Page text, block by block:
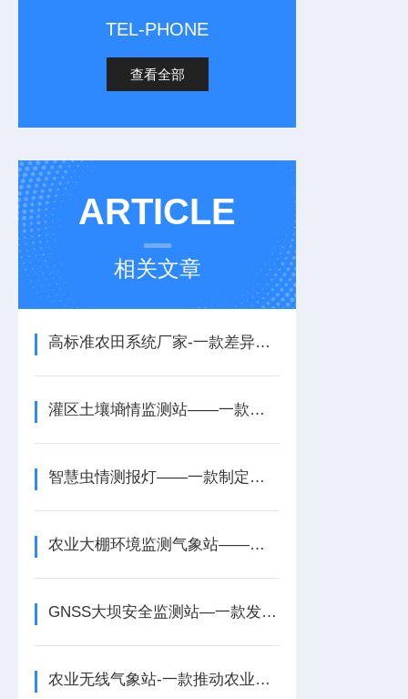
TEL-PHONE
查看全部
ARTICLE
相关文章
高标准农田系统厂家-一款差异化管理的高标准农田监测站2025+派+送
灌区土壤墒情监测站——一款识别湿涝高发的国产土壤墒情监测站2025+派+送
智慧虫情测报灯——一款制定防治方案的可视化虫情测报灯2025+派+送
农业大棚环境监测气象站——一款精准感知农业监测气象站2024全+境+派+送
GNSS大坝安全监测站—一款发现地质灾害的大坝地质灾害安全监测站2025+派+送
农业无线气象站-一款推动农业可持续发展的无线农业气象站2025+派+送